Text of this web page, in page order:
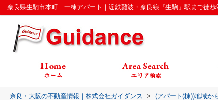
奈良・大阪の不動産情報｜株式会社ガイダンス > (アパート(棟))地域か